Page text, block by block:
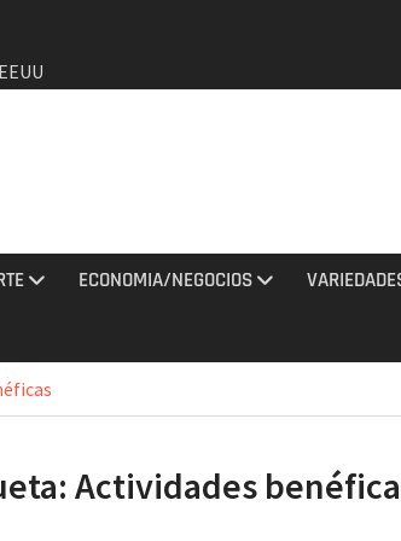
una
con
e
ECONOMIA/NEGOCIOS
Actividades